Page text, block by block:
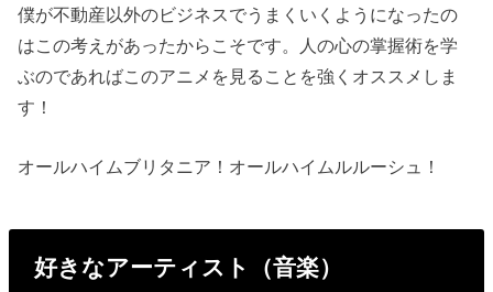
僕が不動産以外のビジネスでうまくいくようになったの
はこの考えがあったからこそです。人の心の掌握術を学
ぶのであればこのアニメを見ることを強くオススメしま
す！
オールハイムブリタニア！オールハイムルルーシュ！
好きなアーティスト（音楽）